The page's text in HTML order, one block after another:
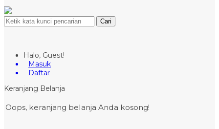
Cari
Halo, Guest!
Masuk
Daftar
Keranjang Belanja
Oops, keranjang belanja Anda kosong!